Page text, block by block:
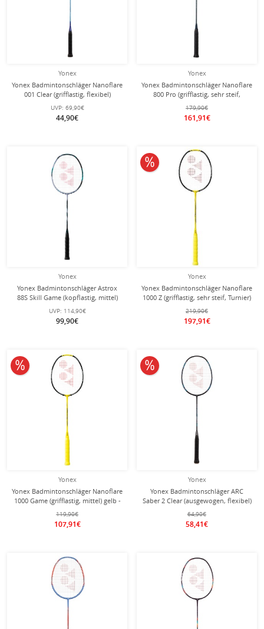
Yonex
Yonex Badmintonschläger Nanoflare
001 Clear (grifflastig, flexibel)
cyanblau - besaitet -
UVP: 69,90€
44,90€
Yonex
Yonex Badmintonschläger Nanoflare
800 Pro (grifflastig, sehr steif,
Turnier) 2024 grün - unbesaitet -
179,90€
161,91€
Yonex
Yonex Badmintonschläger Astrox
88S Skill Game (kopflastig, mittel)
2024 silber - besaitet -
UVP: 114,90€
99,90€
Yonex
Yonex Badmintonschläger Nanoflare
1000 Z (grifflastig, sehr steif, Turnier)
gelb - unbesaitet -
219,90€
197,91€
10% reduziert
Yonex
Yonex Badmintonschläger Nanoflare
1000 Game (grifflastig, mittel) gelb -
besaitet -
119,90€
107,91€
10% reduziert
Yonex
Yonex Badmintonschläger ARC
Saber 2 Clear (ausgewogen, flexibel)
schwarz/blau - besaitet -
64,90€
58,41€
10% reduziert